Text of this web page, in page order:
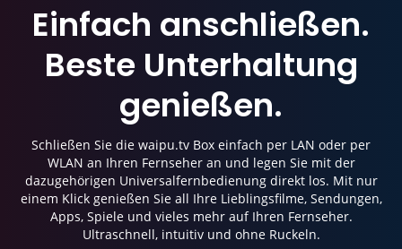
Einfach anschließen.
Beste Unterhaltung
genießen.
Schließen Sie die waipu.tv Box einfach per LAN oder per
WLAN an Ihren Fernseher an und legen Sie mit der
dazugehörigen Universalfernbedienung direkt los. Mit nur
einem Klick genießen Sie all Ihre Lieblingsfilme, Sendungen,
Apps, Spiele und vieles mehr auf Ihren Fernseher.
Ultraschnell, intuitiv und ohne Ruckeln.